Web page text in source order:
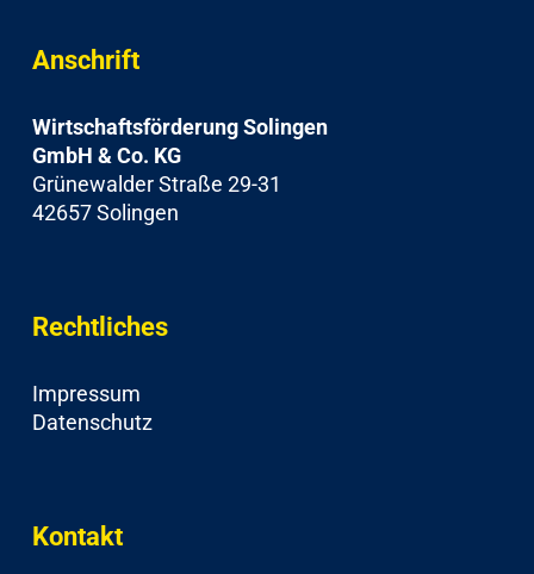
Anschrift
Wirtschaftsförderung Solingen
GmbH & Co. KG
Grünewalder Straße 29-31
42657 Solingen
Rechtliches
Impressum
Datenschutz
Kontakt